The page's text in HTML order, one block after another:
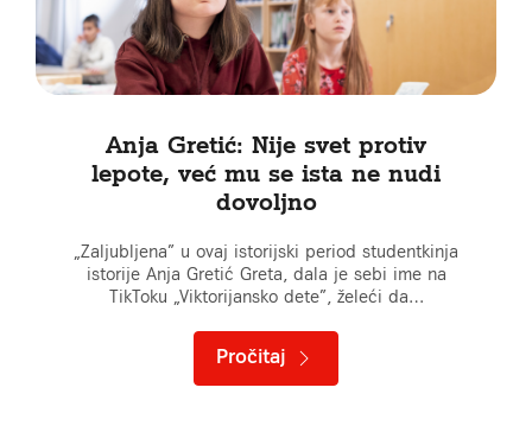
Anja Gretić: Nije svet protiv
lepote, već mu se ista ne nudi
dovoljno
„Zaljubljena” u ovaj istorijski period studentkinja
istorije Anja Gretić Greta, dala je sebi ime na
TikToku „Viktorijansko dete”, želeći da…
Pročitaj